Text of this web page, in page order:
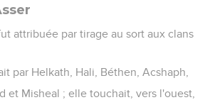
attribuée par tirage au sort aux clans
par Helkath, Hali, Béthen, Acshaph,
et Misheal ; elle touchait, vers l'ouest,